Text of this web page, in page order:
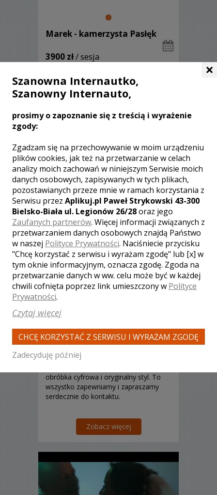
Marek - kamerzysta Pasłęk
3900 zł/ sesja
Poleceń: 25
Wykorzystuję profesjonalny sprzęt,
który jest gwarantem jakości moich
nagrań. Realizuję filmy w oparciu o
świeże pomysły, by każdy Klient był w
zakresu filmowania i postprodukcji.
Posiadam zezwolenie na filmowanie w
obiektach sakralnych.
Zobacz więcej
Rafał - kamerzysta Kwidzyn
1900 zł
Ocena:5,00 / 5
(1 opinia)
Poleceń: 45
Nagrywanie imprez okolicznościowych
obróbka cyfrowa i oryginalny styl. To
wszystko zapewniamy i zapraszamy
serdecznie do kontaktu.
Zobacz więcej
×
Szanowna Internautko,
Szanowny Internauto,
prosimy o zapoznanie się z treścią i wyrażenie
zgody:
Zgadzam się na przechowywanie w moim urządzeniu
plików cookies, jak też na przetwarzanie w celach
analizy moich zachowań w niniejszym Serwisie moich
danych osobowych, zapisywanych w tych plikach,
pozostawianych przeze mnie w ramach korzystania z
Serwisu przez Aplikuj.pl Paweł Strykowski 43-300
Bielsko-Biała ul. Legionów 26/28oraz jego
Zaufanych partnerów. Więcej informacji związanych z
przetwarzaniem danych osobowych znajdą Państwo
w naszej Polityce Prywatności. Naciśniecie przycisku
"Chcę korzystać z serwisu i wyrażam zgodę" lub [x] w
tym oknie informacyjnym, oznacza zgodę. Zgoda na
przetwarzanie danych w ww. celu może być w każdej
chwili cofnięta poprzez link umieszczony w Polityce
Prywatności.
Czytaj więcej
CHCĘ KORZYSTAĆ Z SERWISU I WYRAŻAM ZGODĘ
Zadecyduję później